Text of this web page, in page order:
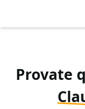
Provate